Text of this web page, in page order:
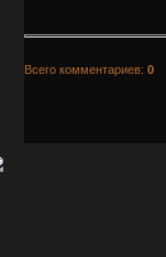
Всего комментариев: 0